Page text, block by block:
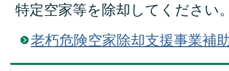
特定空家等を除却してください
老朽危険空家除却支援事業補